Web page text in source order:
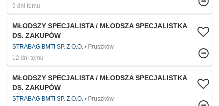
9 dni temu
MŁODSZY SPECJALISTA / MŁODSZA SPECJALISTKA
DS. ZAKUPÓW
STRABAG BMTI SP. Z O.O.
Pruszków
12 dni temu
MŁODSZY SPECJALISTA / MŁODSZA SPECJALISTKA
DS. ZAKUPÓW
STRABAG BMTI SP. Z O.O.
Pruszków